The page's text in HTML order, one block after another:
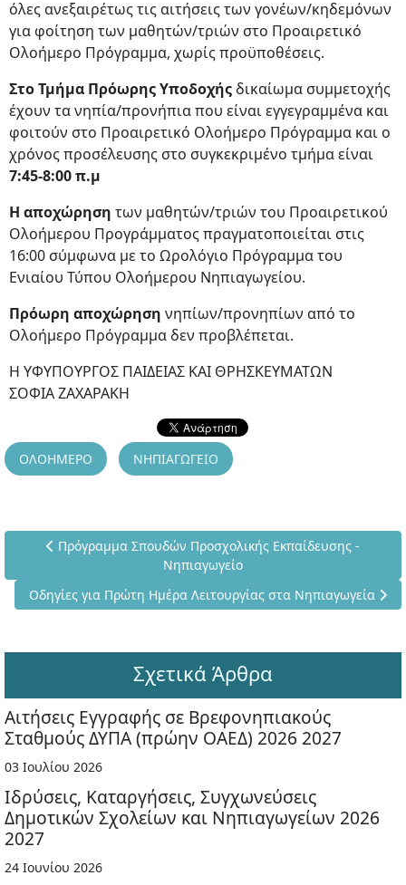
όλες ανεξαιρέτως τις αιτήσεις των γονέων/κηδεμόνων
για φοίτηση των μαθητών/τριών στο Προαιρετικό
Ολοήμερο Πρόγραμμα, χωρίς προϋποθέσεις.
Στο Τμήμα Πρόωρης Υποδοχής δικαίωμα συμμετοχής
έχουν τα νηπία/προνήπια που είναι εγγεγραμμένα και
φοιτούν στο Προαιρετικό Ολοήμερο Πρόγραμμα και ο
χρόνος προσέλευσης στο συγκεκριμένο τμήμα είναι
7:45-8:00 π.μ
Η αποχώρηση των μαθητών/τριών του Προαιρετικού
Ολοήμερου Προγράμματος πραγματοποιείται στις
16:00 σύμφωνα με το Ωρολόγιο Πρόγραμμα του
Ενιαίου Τύπου Ολοήμερου Νηπιαγωγείου.
Πρόωρη αποχώρηση νηπίων/προνηπίων από το
Ολοήμερο Πρόγραμμα δεν προβλέπεται.
Η ΥΦΥΠΟΥΡΓΟΣ ΠΑΙΔΕΙΑΣ ΚΑΙ ΘΡΗΣΚΕΥΜΑΤΩΝ
ΣΟΦΙΑ ΖΑΧΑΡΑΚΗ
ΟΛΟΗΜΕΡΟ ΝΗΠΙΑΓΩΓΕΙΟ
Προηγούμενο άρθρο: Πρόγραμμα Σπουδών Προσχολικής
Πρόγραμμα Σπουδών Προσχολικής Εκπαίδευσης -
Νηπιαγωγείο
Επόμενο άρθρο: Οδηγίες για Πρώτη Ημέρα Λειτουργίας στα
Οδηγίες για Πρώτη Ημέρα Λειτουργίας στα Νηπιαγωγεία
Σχετικά Άρθρα
Αιτήσεις Εγγραφής σε Βρεφονηπιακούς
Σταθμούς ΔΥΠΑ (πρώην ΟΑΕΔ) 2026 2027
03 Ιουλίου 2026
Ιδρύσεις, Καταργήσεις, Συγχωνεύσεις
Δημοτικών Σχολείων και Νηπιαγωγείων 2026
2027
24 Ιουνίου 2026